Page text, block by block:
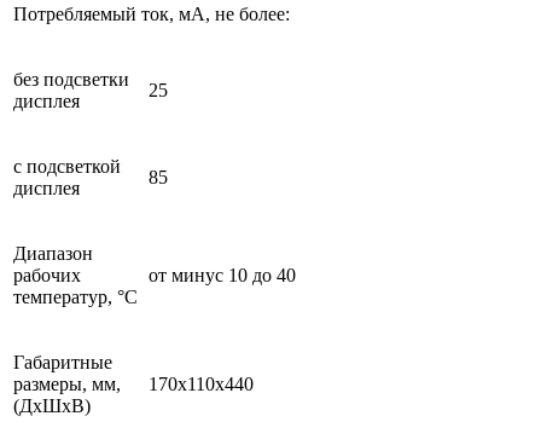
Потребляемый ток, мА, не более:
без подсветки
дисплея
25
с подсветкой
дисплея
85
Диапазон
рабочих
температур, °С
от минус 10 до 40
Габаритные
размеры, мм,
(ДxШxВ)
170х110х440